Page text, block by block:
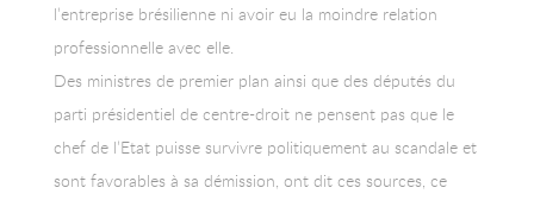
l’entreprise brésilienne ni avoir eu la moindre relation
professionnelle avec elle.
Des ministres de premier plan ainsi que des députés du
parti présidentiel de centre-droit ne pensent pas que le
chef de l’Etat puisse survivre politiquement au scandale et
sont favorables à sa démission, ont dit ces sources, ce